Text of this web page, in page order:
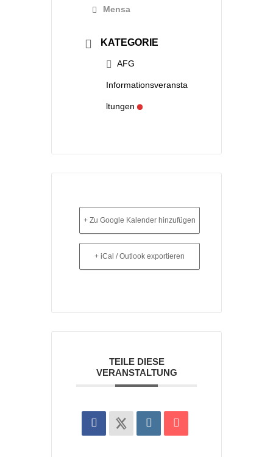
Mensa
KATEGORIE
AFG
Informationsveransta
ltungen
+ Zu Google Kalender hinzufügen
+ iCal / Outlook exportieren
TEILE DIESE
VERANSTALTUNG